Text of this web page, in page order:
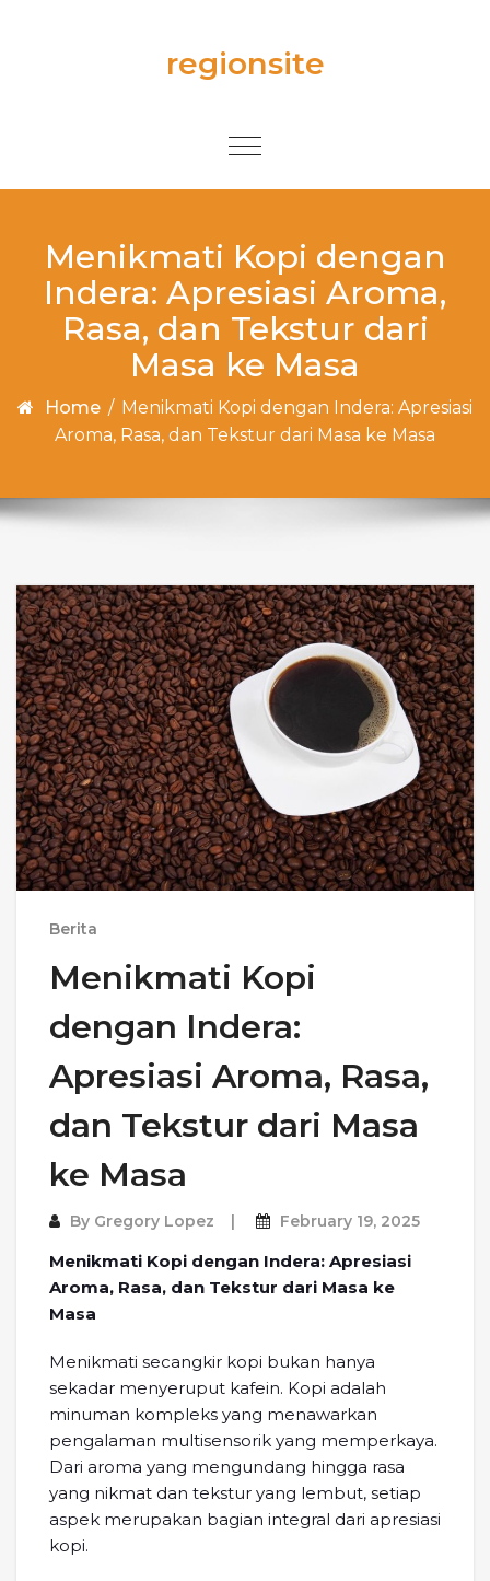
regionsite
Toggle
Menikmati Kopi dengan
Indera: Apresiasi Aroma,
Rasa, dan Tekstur dari
Masa ke Masa
Home / Menikmati Kopi dengan Indera: Apresiasi
Aroma, Rasa, dan Tekstur dari Masa ke Masa
Berita
Menikmati Kopi
dengan Indera:
Apresiasi Aroma, Rasa,
dan Tekstur dari Masa
ke Masa
By Gregory Lopez February 19, 2025
Menikmati Kopi dengan Indera: Apresiasi
Aroma, Rasa, dan Tekstur dari Masa ke
Masa
Menikmati secangkir kopi bukan hanya
sekadar menyeruput kafein. Kopi adalah
minuman kompleks yang menawarkan
pengalaman multisensorik yang memperkaya.
Dari aroma yang mengundang hingga rasa
yang nikmat dan tekstur yang lembut, setiap
aspek merupakan bagian integral dari apresiasi
kopi.